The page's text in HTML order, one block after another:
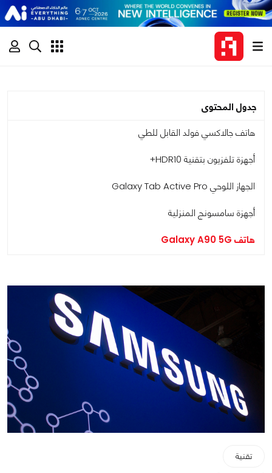
جدول المحتوى
هاتف جالاكسي فولد القابل للطي
أجهزة تلفزيون بتقنية HDR10+
الجهاز اللوحي Galaxy Tab Active Pro
أجهزة سامسونج المنزلية
هاتف Galaxy A90 5G
تقنية